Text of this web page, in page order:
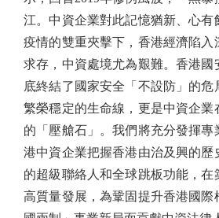
江。中資企業對此記憶猶新、心有
疫情的雙重夾擊下，香港經濟陷入
求存，中資處境尤為艱難。香港國
底終結了國家安全「不設防」的危
繁榮穩定的生命線，更是中資企業
的「壓艙石」。我們將充分發揮專
港中資企業把握香港由治及興的歷
的超級聯絡人和全球跳板功能，在
高質量發展，為鞏固提升香港國際